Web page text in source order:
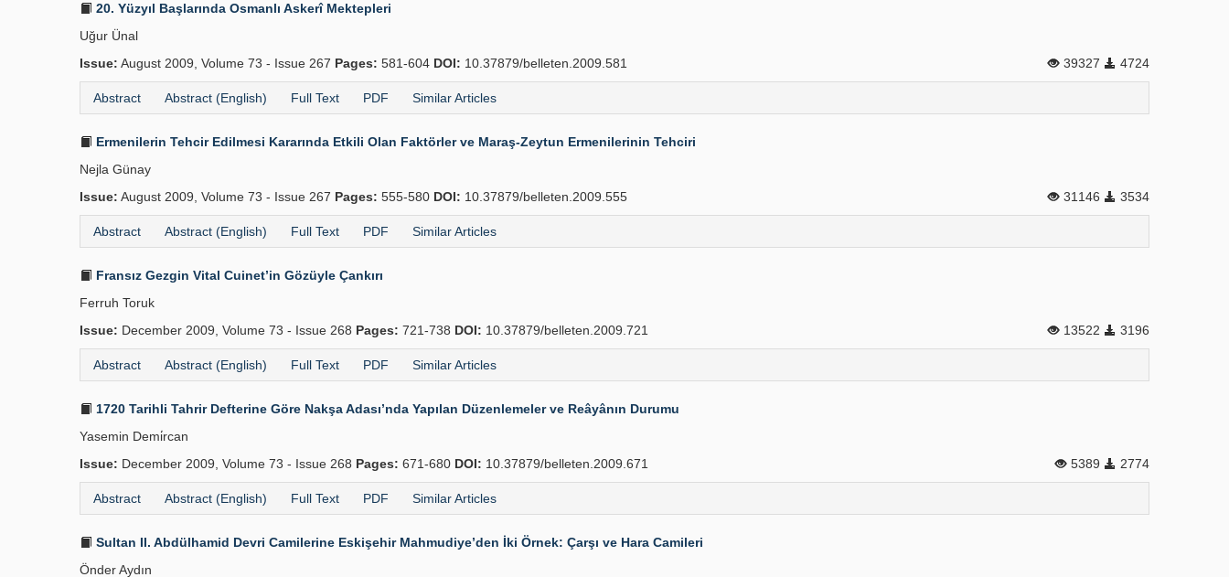
20. Yüzyıl Başlarında Osmanlı Askerî Mektepleri
Uğur Ünal
Issue: August 2009, Volume 73 - Issue 267 Pages: 581-604 DOI: 10.37879/belleten.2009.581 39327 4724
Abstract Abstract (English) Full Text PDF Similar Articles
Ermenilerin Tehcir Edilmesi Kararında Etkili Olan Faktörler ve Maraş-Zeytun Ermenilerinin Tehciri
Nejla Günay
Issue: August 2009, Volume 73 - Issue 267 Pages: 555-580 DOI: 10.37879/belleten.2009.555 31146 3534
Abstract Abstract (English) Full Text PDF Similar Articles
Fransız Gezgin Vital Cuinet’in Gözüyle Çankırı
Ferruh Toruk
Issue: December 2009, Volume 73 - Issue 268 Pages: 721-738 DOI: 10.37879/belleten.2009.721 13522 3196
Abstract Abstract (English) Full Text PDF Similar Articles
1720 Tarihli Tahrir Defterine Göre Nakşa Adası’nda Yapılan Düzenlemeler ve Reâyânın Durumu
Yasemin Demi̇rcan
Issue: December 2009, Volume 73 - Issue 268 Pages: 671-680 DOI: 10.37879/belleten.2009.671 5389 2774
Abstract Abstract (English) Full Text PDF Similar Articles
Sultan II. Abdülhamid Devri Camilerine Eskişehir Mahmudiye’den İki Örnek: Çarşı ve Hara Camileri
Önder Aydın